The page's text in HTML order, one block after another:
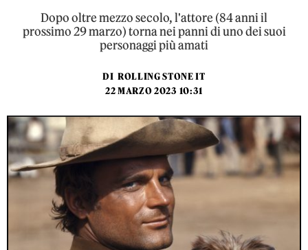
Dopo oltre mezzo secolo, l'attore (84 anni il
prossimo 29 marzo) torna nei panni di uno dei suoi
personaggi più amati
DI ROLLING STONE IT
22 MARZO 2023 10:31